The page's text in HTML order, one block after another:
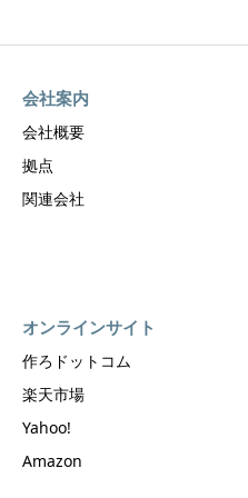
会社案内
会社概要
拠点
関連会社
オンラインサイト
作ろドットコム
楽天市場
Yahoo!
Amazon